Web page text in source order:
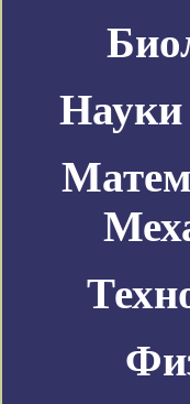
Науки